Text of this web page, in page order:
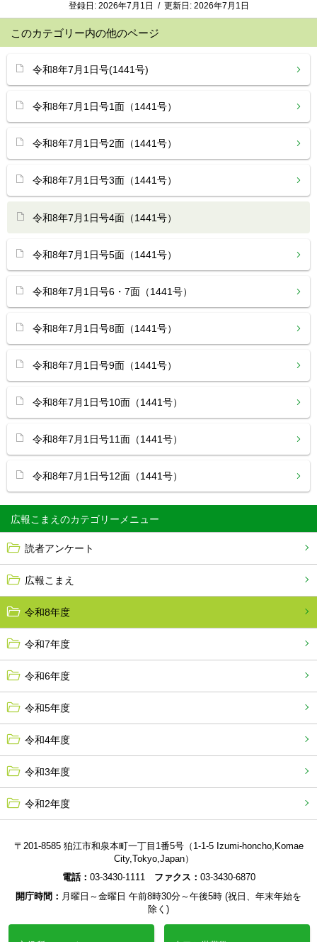
広報こまえ
読者アンケート
広報こまえ
令和8年度
令和7年度
令和6年度
令和5年度
令和4年度
令和3年度
令和2年度
登録日: 2026年7月1日 / 更新日: 2026年7月1日
このカテゴリー内の他のページ
令和8年7月1日号(1441号)
令和8年7月1日号1面（1441号）
令和8年7月1日号2面（1441号）
令和8年7月1日号3面（1441号）
令和8年7月1日号4面（1441号）
令和8年7月1日号5面（1441号）
令和8年7月1日号6・7面（1441号）
令和8年7月1日号8面（1441号）
令和8年7月1日号9面（1441号）
令和8年7月1日号10面（1441号）
令和8年7月1日号11面（1441号）
令和8年7月1日号12面（1441号）
〒201-8585 狛江市和泉本町一丁目1番5号（1-1-5 Izumi-honcho,Komae
City,Tokyo,Japan）
電話： 03-3430-1111 ファクス： 03-3430-6870
開庁時間： 月曜日～金曜日 午前8時30分～午後5時 (祝日、年末年始を
除く)